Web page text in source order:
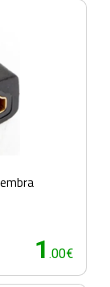
- HDMI hembra
1 .00€